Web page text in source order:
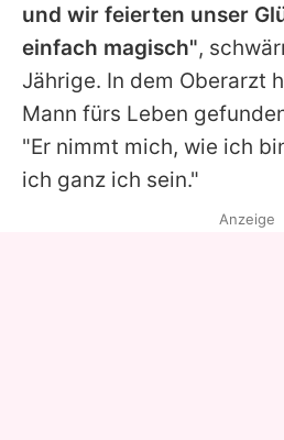
und wir feierten unser
einfach magisch",
Jährige. In dem Oberarzt
Mann fürs Leben
"Er nimmt mich, wie ich
ich ganz ich sein."
Anzeige